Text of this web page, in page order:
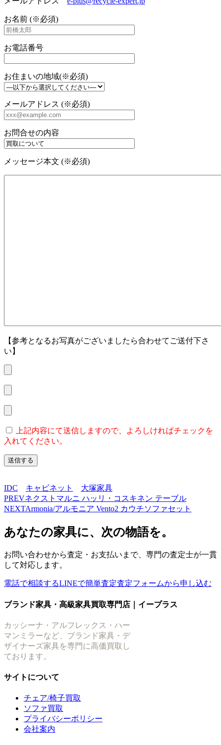
お名前 (※必須)
お電話番号
お住まいの地域(※必須)
メールアドレス (※必須)
お問合せの内容
メッセージ本文 (※必須)
【参考となるお写真がございましたら合わせてご送付下さ
い】
上記内容にて送信しますので、よろしければチェックを
入れてください。
IDC キャビネット
大塚家具
PREVネクストマルニ ハッリ・コスキネン テーブル
NEXTArmonia/アルモニア Vento2 カウチソファセット
あなたの家具に、次の物語を。
お問い合わせから査定・お支払いまで、専門の査定士が一貫
して対応します。
電話で相談するLINEで簡単査定査定フォームから申し込む
ブランド家具・高級家具買取専門店｜イープラス
カッシーナ・アルフレックス・ハー
マンミラーなど、ブランド家具・デ
ザイナーズ家具を専門に高価買取し
ております。
サイトについて
チェア/椅子買取
ソファ買取
プライバシーポリシー
会社案内